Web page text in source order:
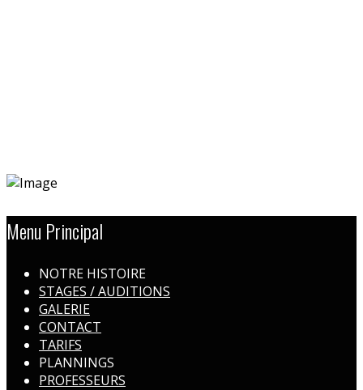
Menu Principal
NOTRE HISTOIRE
STAGES / AUDITIONS
GALERIE
CONTACT
TARIFS
PLANNINGS
PROFESSEURS